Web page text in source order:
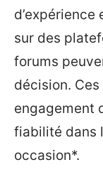
sur des
forums
décision.
engagement
fiabilité dans
occasion*.